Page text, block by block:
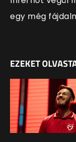
egy még
EZEKET